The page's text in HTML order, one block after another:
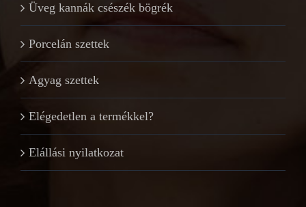
Üveg kannák csészék bögrék
Porcelán szettek
Agyag szettek
Elégedetlen a termékkel?
Elállási nyilatkozat